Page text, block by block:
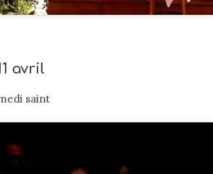
avril
saint